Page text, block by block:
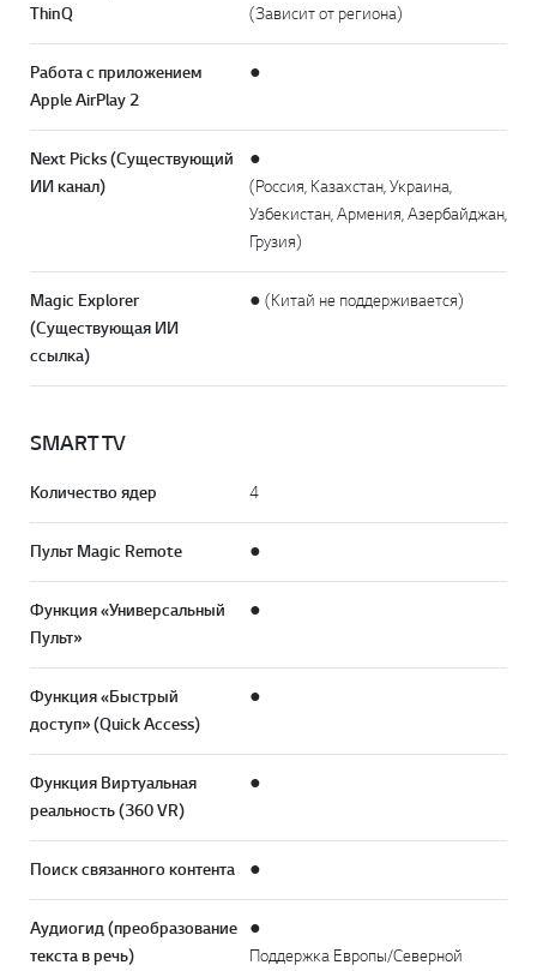
ThinQ
(Зависит от региона)
Работа с приложением
Apple AirPlay 2
●
Next Picks (Существующий
ИИ канал)
●
(Россия, Казахстан, Украина,
Узбекистан, Армения, Азербайджан,
Грузия)
Magic Explorer
(Существующая ИИ
ссылка)
● (Китай не поддерживается)
SMART TV
Количество ядер 4
Пульт Magic Remote ●
Функция «Универсальный
Пульт»
●
Функция «Быстрый
доступ» (Quick Access)
●
Функция Виртуальная
реальность (360 VR)
●
Поиск связанного контента ●
Аудиогид (преобразование
текста в речь)
●
Поддержка Европы/Северной